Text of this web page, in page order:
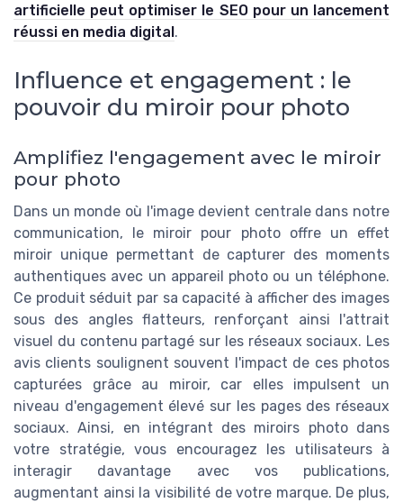
artificielle peut optimiser le SEO pour un lancement
réussi en media digital.
Influence et engagement : le
pouvoir du miroir pour photo
Amplifiez l'engagement avec le miroir
pour photo
Dans un monde où l'image devient centrale dans notre
communication, le miroir pour photo offre un effet
miroir unique permettant de capturer des moments
authentiques avec un appareil photo ou un téléphone.
Ce produit séduit par sa capacité à afficher des images
sous des angles flatteurs, renforçant ainsi l'attrait
visuel du contenu partagé sur les réseaux sociaux. Les
avis clients soulignent souvent l'impact de ces photos
capturées grâce au miroir, car elles impulsent un
niveau d'engagement élevé sur les pages des réseaux
sociaux. Ainsi, en intégrant des miroirs photo dans
votre stratégie, vous encouragez les utilisateurs à
interagir davantage avec vos publications,
augmentant ainsi la visibilité de votre marque. De plus,